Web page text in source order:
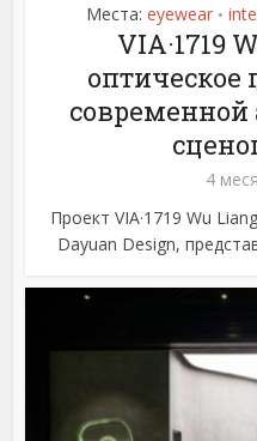
Места: eyewear •
VIA·1719
оптическое
современной
4
Проект VIA·1719 Wu
Dayuan Design,